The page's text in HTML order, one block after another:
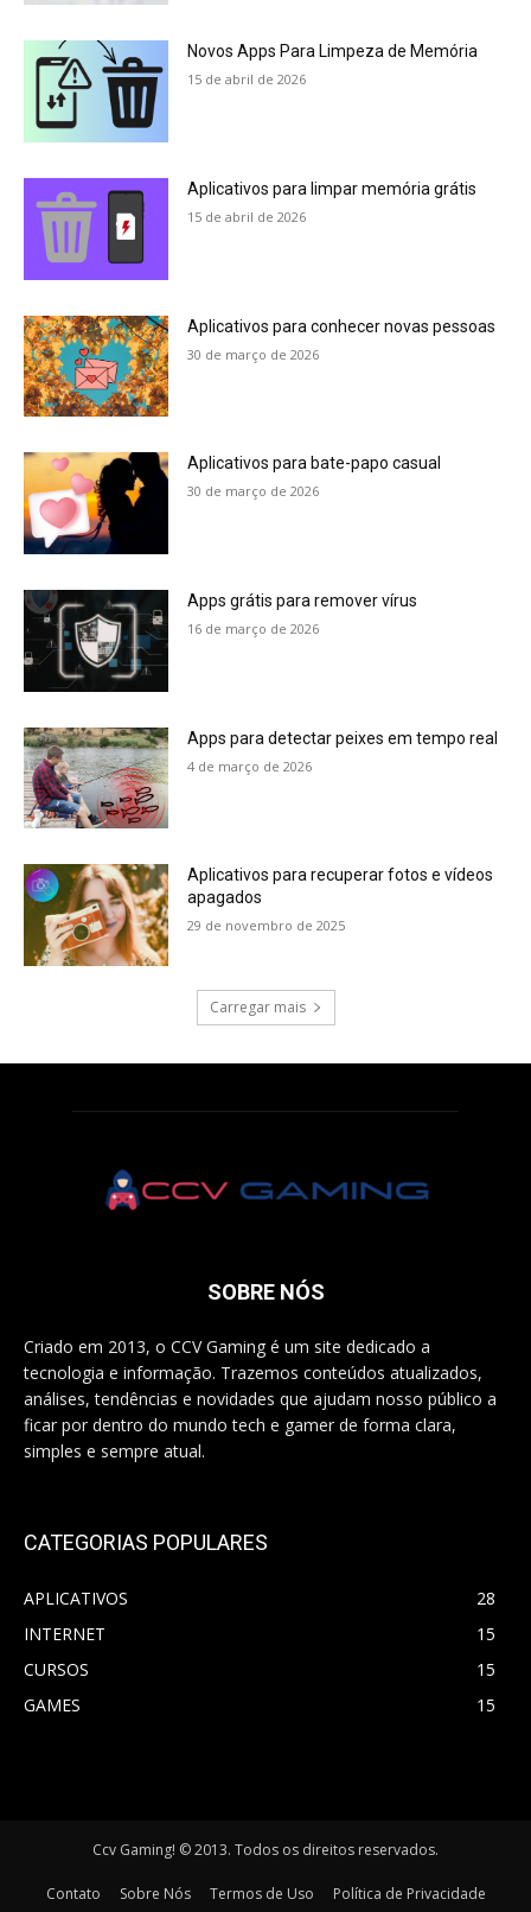
Novos Apps Para Limpeza de Memória
15 de abril de 2026
Aplicativos para limpar memória grátis
15 de abril de 2026
Aplicativos para conhecer novas pessoas
30 de março de 2026
Aplicativos para bate-papo casual
30 de março de 2026
Apps grátis para remover vírus
16 de março de 2026
Apps para detectar peixes em tempo real
4 de março de 2026
Aplicativos para recuperar fotos e vídeos
apagados
29 de novembro de 2025
Carregar mais
SOBRE NÓS
Criado em 2013, o CCV Gaming é um site dedicado a
tecnologia e informação. Trazemos conteúdos atualizados,
análises, tendências e novidades que ajudam nosso público a
ficar por dentro do mundo tech e gamer de forma clara,
simples e sempre atual.
CATEGORIAS POPULARES
APLICATIVOS
28
INTERNET
15
CURSOS
15
GAMES
15
Ccv Gaming! © 2013. Todos os direitos reservados.
Contato Sobre Nós Termos de Uso
Política de Privacidade